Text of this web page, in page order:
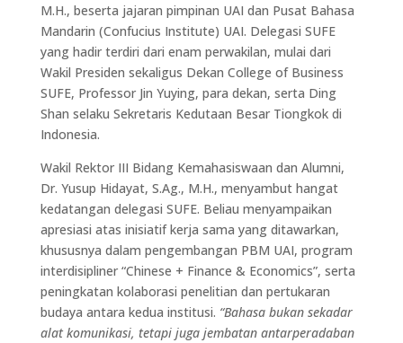
M.H., beserta jajaran pimpinan UAI dan Pusat Bahasa
Mandarin (Confucius Institute) UAI. Delegasi SUFE
yang hadir terdiri dari enam perwakilan, mulai dari
Wakil Presiden sekaligus Dekan College of Business
SUFE, Professor Jin Yuying, para dekan, serta Ding
Shan selaku Sekretaris Kedutaan Besar Tiongkok di
Indonesia.
Wakil Rektor III Bidang Kemahasiswaan dan Alumni,
Dr. Yusup Hidayat, S.Ag., M.H., menyambut hangat
kedatangan delegasi SUFE. Beliau menyampaikan
apresiasi atas inisiatif kerja sama yang ditawarkan,
khususnya dalam pengembangan PBM UAI, program
interdisipliner “Chinese + Finance & Economics”, serta
peningkatan kolaborasi penelitian dan pertukaran
budaya antara kedua institusi. “Bahasa bukan sekadar
alat komunikasi, tetapi juga jembatan antarperadaban